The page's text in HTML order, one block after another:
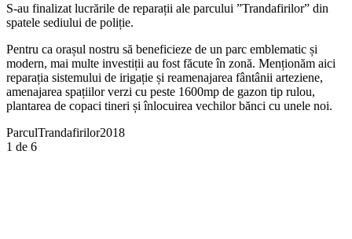
S-au finalizat lucrările de reparații ale parcului ”Trandafirilor” din
spatele sediului de poliție.
Pentru ca orașul nostru să beneficieze de un parc emblematic și
modern, mai multe investiții au fost făcute în zonă. Menționăm aici
reparația sistemului de irigație și reamenajarea fântânii arteziene,
amenajarea spațiilor verzi cu peste 1600mp de gazon tip rulou,
plantarea de copaci tineri și înlocuirea vechilor bănci cu unele noi.
ParculTrandafirilor2018
1 de 6